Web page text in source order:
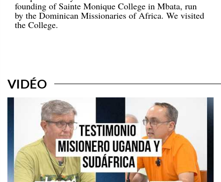
founding of Sainte Monique College in Mbata, run
by the Dominican Missionaries of Africa. We visited
the College.
VIDÉO